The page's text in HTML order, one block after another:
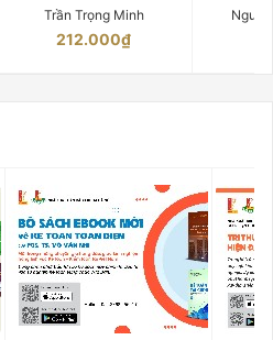
Trần Trọng Minh
212.000₫